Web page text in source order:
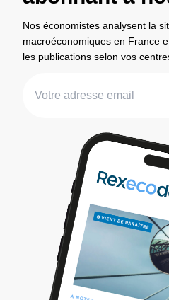
Nos économistes analysent la
macroéconomiques en France
les publications selon vos